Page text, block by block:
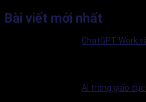
Bài viết mới nhất
ChatGPT Work
AI trong giáo